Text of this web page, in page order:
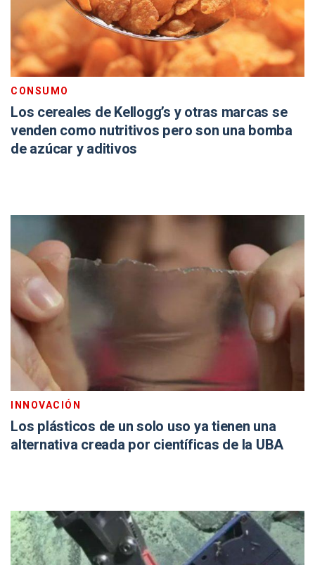
CONSUMO
Los cereales de Kellogg’s y otras marcas se
venden como nutritivos pero son una bomba
de azúcar y aditivos
INNOVACIÓN
Los plásticos de un solo uso ya tienen una
alternativa creada por científicas de la UBA